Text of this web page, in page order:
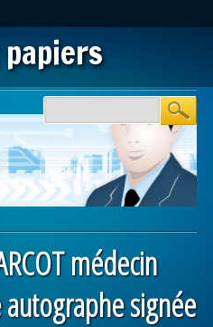
médecin
signée